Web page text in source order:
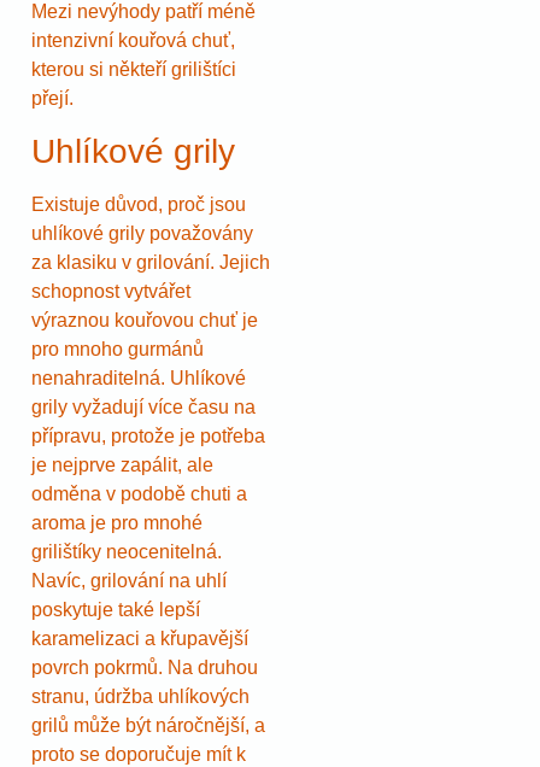
Mezi nevýhody patří méně
intenzivní kouřová chuť,
kterou si někteří grilištíci
přejí.
Uhlíkové grily
Existuje důvod, proč jsou
uhlíkové grily považovány
za klasiku v grilování. Jejich
schopnost vytvářet
výraznou kouřovou chuť je
pro mnoho gurmánů
nenahraditelná. Uhlíkové
grily vyžadují více času na
přípravu, protože je potřeba
je nejprve zapálit, ale
odměna v podobě chuti a
aroma je pro mnohé
grilištíky neocenitelná.
Navíc, grilování na uhlí
poskytuje také lepší
karamelizaci a křupavější
povrch pokrmů. Na druhou
stranu, údržba uhlíkových
grilů může být náročnější, a
proto se doporučuje mít k